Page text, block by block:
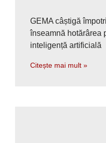
GEMA câștigă
înseamnă hotărârea
inteligență artificială
Citește mai mult »